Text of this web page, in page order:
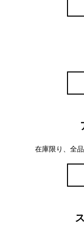
360°どこから
在庫限り、全